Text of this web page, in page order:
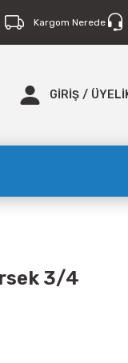
Kargom Nerede
GİRİŞ /
3/4